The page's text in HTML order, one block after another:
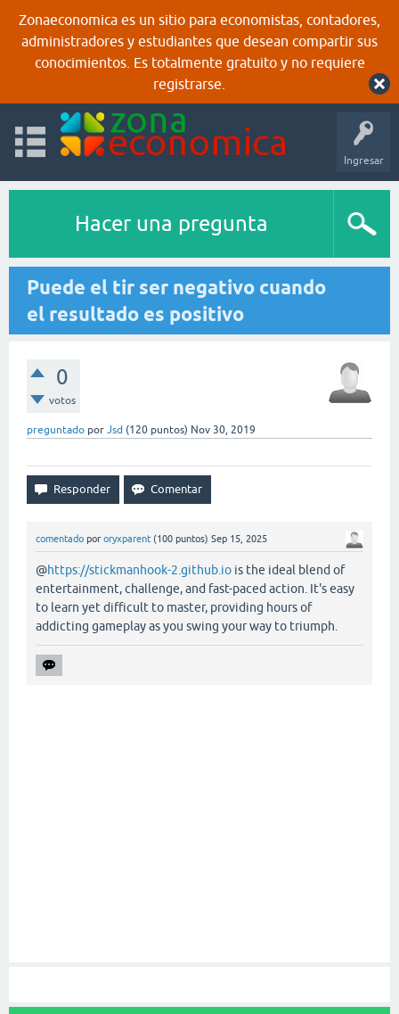
Zonaeconomica es un sitio para economistas, contadores,
administradores y estudiantes que desean compartir sus
conocimientos. Es totalmente gratuito y no requiere
registrarse.
Ingresar
Hacer una pregunta
Puede el tir ser negativo cuando
el resultado es positivo
0
votos
preguntado por Jsd (120 puntos) Nov 30, 2019
comentado por oryxparent (100 puntos) Sep 15, 2025
@https://stickmanhook-2.github.io is the ideal blend of
entertainment, challenge, and fast-paced action. It's easy
to learn yet difficult to master, providing hours of
addicting gameplay as you swing your way to triumph.